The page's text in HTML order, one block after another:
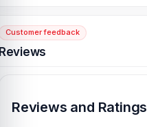
Customer feedback
Reviews and Ratings